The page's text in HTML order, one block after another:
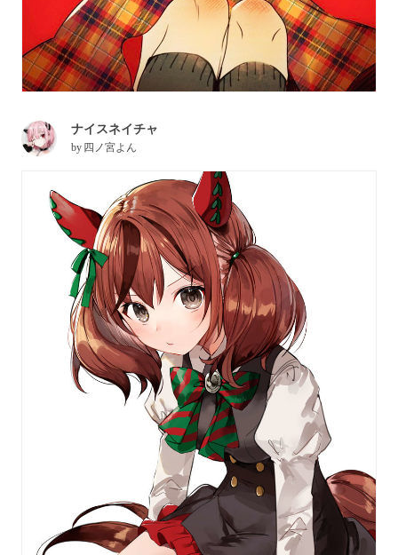
ナイスネイチャ
by 四ノ宮よん